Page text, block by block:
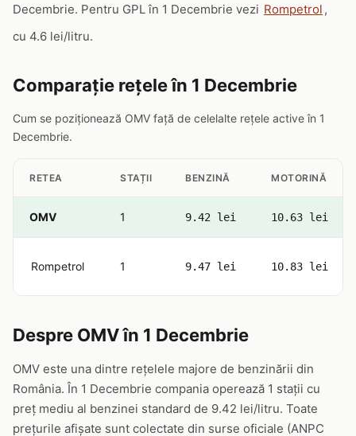
Decembrie. Pentru GPL în 1 Decembrie vezi Rompetrol ,
cu 4.6 lei/litru.
Comparație rețele în 1 Decembrie
Cum se poziționează OMV față de celelalte rețele active în 1
Decembrie.
RETEA STAȚII BENZINĂ MOTORINĂ
OMV 1 9.42 lei 10.63 lei
Rompetrol 1 9.47 lei 10.83 lei
Despre OMV în 1 Decembrie
OMV este una dintre rețelele majore de benzinării din
România. În 1 Decembrie compania operează 1 stații cu
preț mediu al benzinei standard de 9.42 lei/litru. Toate
prețurile afișate sunt colectate din surse oficiale (ANPC